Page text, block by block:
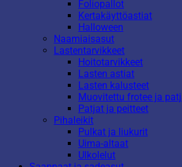
Foliopallot
Kertakäyttöastiat
Halloween
Naamiaisasut
Lastentarvikkeet
Hoitotarvikkeet
Lasten astiat
Lasten kalusteet
Muovitettu frotee ja
Patjat ja peitteet
Pihaleikit
Pulkat ja liukurit
Uima-altaat
Ulkolelut